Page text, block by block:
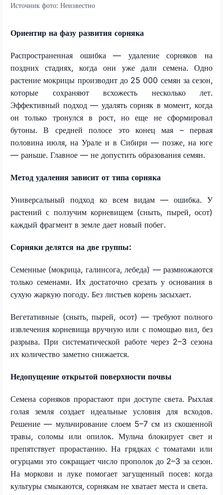
Источник фото: Неизвестно
Ориентир на фазу развития сорняка
Распространенная ошибка — удаление сорняков на
поздних стадиях, когда они уже дали семена. Одно
растение мокрицы производит до 25 000 семян за сезон,
которые сохраняют всхожесть несколько лет.
Эффективный подход — удалять сорняк в момент, когда
он только тронулся в рост, но еще не сформировал
бутоны. В средней полосе это конец мая – первая
половина июля, на Урале и в Сибири — позже, на юге
— раньше. Главное — не допустить образования семян.
Метод удаления зависит от типа сорняка
Универсальный подход ко всем видам — ошибка. У
растений с ползучим корневищем (сныть, пырей, осот)
каждый фрагмент в земле дает новый побег.
Сорняки делятся на две группы:
Семенные (мокрица, галинсога, лебеда) — размножаются
только семенами. Их достаточно срезать у основания в
сухую жаркую погоду. Без листьев корень засыхает.
Вегетативные (сныть, пырей, осот) — требуют полного
извлечения корневища вручную или с помощью вил, без
разрыва. При систематической работе через 2–3 сезона
их количество заметно снижается.
Недопущение открытой поверхности почвы
Семена сорняков прорастают при доступе света. Рыхлая
голая земля создает идеальные условия для всходов.
Решение — мульчирование слоем 5–7 см из скошенной
травы, соломы или опилок. Мульча блокирует свет и
препятствует прорастанию. На грядках с томатами или
огурцами это сокращает число прополок до 2–3 за сезон.
На моркови и луке помогает загущенный посев: когда
культуры смыкаются, сорнякам не хватает места и света.